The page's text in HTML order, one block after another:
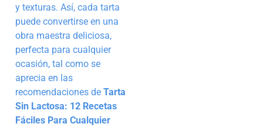
y texturas. Así, cada tarta
puede convertirse en una
obra maestra deliciosa,
perfecta para cualquier
ocasión, tal como se
aprecia en las
recomendaciones de Tarta
Sin Lactosa: 12 Recetas
Fáciles Para Cualquier